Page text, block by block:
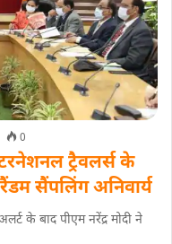
0
ट्रैवलर्स के
सैंपलिंग अनिवार्य
के बाद पीएम नरेंद्र मोदी ने